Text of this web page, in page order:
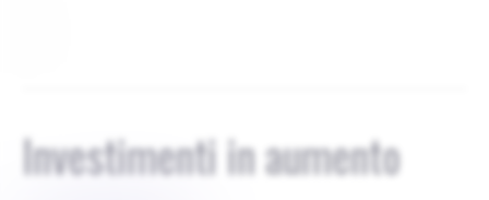
Investimenti in aumento